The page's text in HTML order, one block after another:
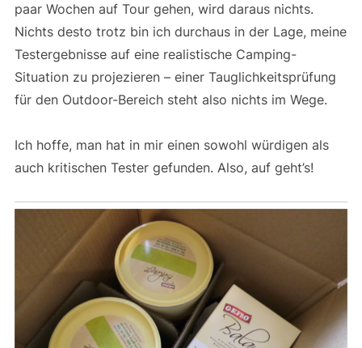
paar Wochen auf Tour gehen, wird daraus nichts.
Nichts desto trotz bin ich durchaus in der Lage, meine
Testergebnisse auf eine realistische Camping-
Situation zu projezieren – einer Tauglichkeitsprüfung
für den Outdoor-Bereich steht also nichts im Wege.
Ich hoffe, man hat in mir einen sowohl würdigen als
auch kritischen Tester gefunden. Also, auf geht’s!